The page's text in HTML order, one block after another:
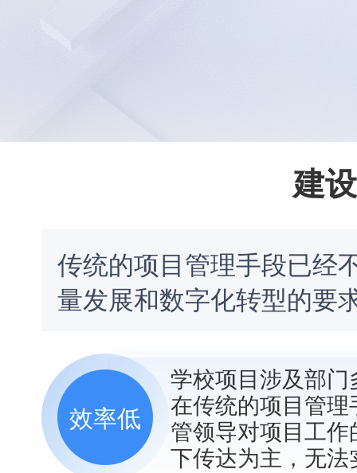
建
传统的项目管理手段已经
量发展和数字化转型的要
效率低
学校项目涉及部
在传统的项目管
管领导对项目工
下传达为主，无